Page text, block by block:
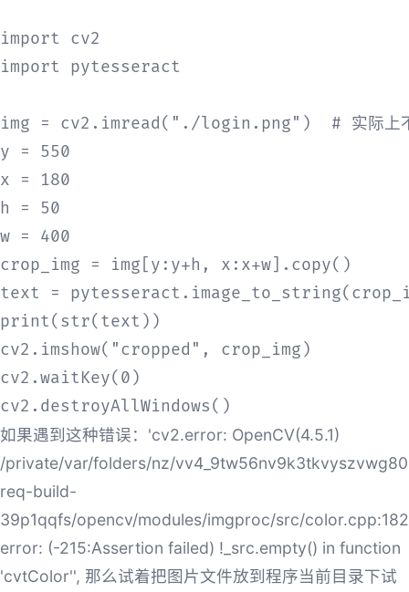
import cv2
import pytesseract
img = cv2.imread("./login.png")  # 实际上不需
y = 550
x = 180
h = 50
w = 400
crop_img = img[y:y+h, x:x+w].copy()
text =
print(str(text))
cv2.imshow("cropped", crop_img)
cv2.waitKey(0)
cv2.destroyAllWindows()
如果遇到这种错误：'cv2.error: OpenCV(4.5.1)
/private/var/folders/nz/
req-build-
39p1qqfs/opencv/modules/imgproc/src/
error: (-215:Assertion failed) !_src.empty() in function
'cvtColor'', 那么试着把图片文件放到程序当前目录下试